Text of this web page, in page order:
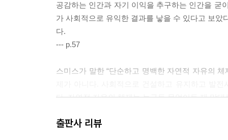
공감하는 인간과 자기 이익을 추구하는 인간을 굳
가 사회적으로 유익한 결과를 낳을 수 있다고 보
다.
--- p.57
스미스가 말한 “단순하고 명백한 자연적 자유의
다. 자연적 자유의 체제는 누구든 무엇이든 제 맘
출판사 리뷰